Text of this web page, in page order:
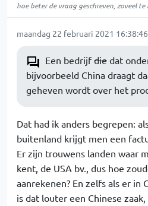
hoe beter de vraag geschreven, zoveel
maandag 22 februari 2021 16:38:46
Een bedrijfdie dat
bijvoorbeeld China draagt
geheven wordt over het
Dat had ik anders begrepen:
buitenland krijgt men een
Er zijn trouwens landen waar
kent, de USA bv., dus hoe
aanrekenen? En zelfs als er in
is dat louter een Chinese